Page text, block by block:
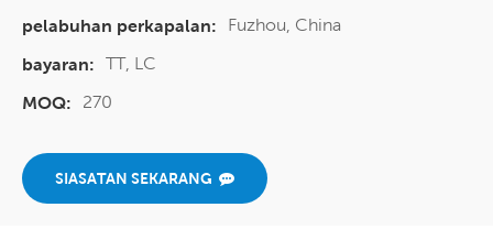
pelabuhan perkapalan:
Fuzhou, China
bayaran: TT, LC
MOQ:
270
SIASATAN SEKARANG